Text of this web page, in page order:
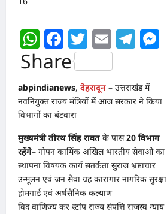
WhatsApp
Facebook
Twitter
Email
Share
abpindianews, देहरादून – उत्तराखंड में
नवनियुक्त राज्य मंत्रियों में आज सरकार ने किया
विभागों का बंटवारा
मुख्यमंत्री तीरथ सिंह रावत के पास20 विभाग
रहेंगे– गोपन कार्मिक अखिल भारतीय सेवाओ का
स्थापना विषयक कार्य सतर्कता सुराज भ्रष्टाचार
उन्मूलन एवं जन सेवा ग्रह कारागार नागरिक सुरक्षा
होमगार्ड एवं अर्धसैनिक कल्याण
विद वाणिज्य कर स्टांप राज्य संपत्ति राजस्व न्याय